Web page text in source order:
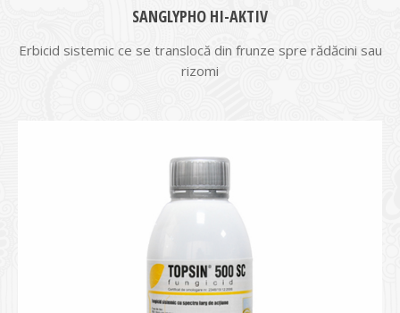
SANGLYPHO HI-AKTIV
Erbicid sistemic ce se translocă din frunze spre rădăcini sau
rizomi